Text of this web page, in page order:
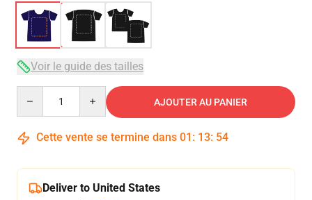
Voir le guide des tailles
AJOUTER AU PANIER
Cette vente se termine dans 01 : 13: 54
Deliver to United States